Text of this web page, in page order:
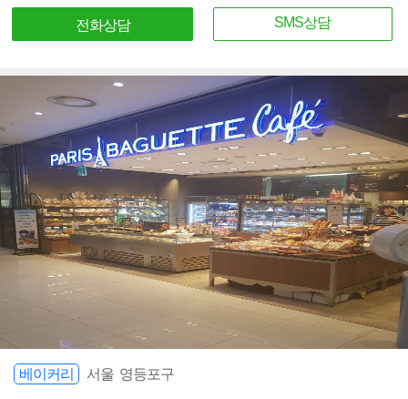
전화상담 SMS상담
베이커리 서울 영등포구